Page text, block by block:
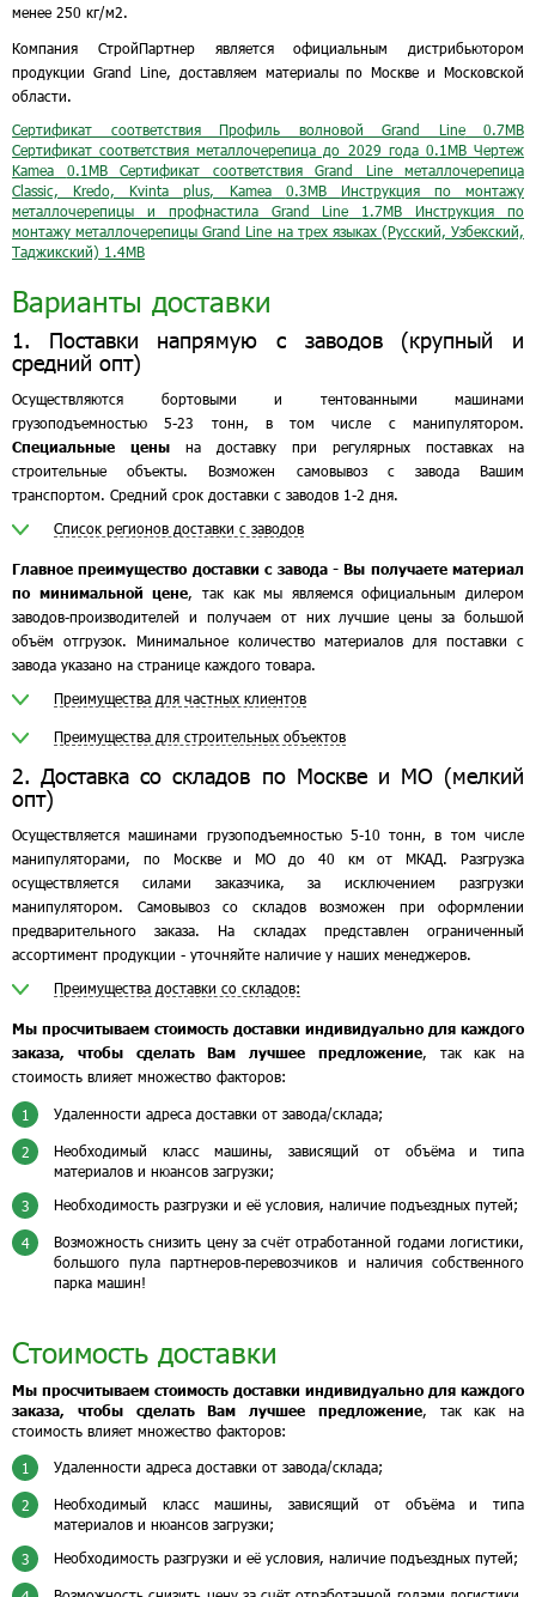
менее 250 кг/м2.
Компания СтройПартнер является официальным дистрибьютором
продукции Grand Line, доставляем материалы по Москве и Московской
области.
Сертификат соответствия Профиль волновой Grand Line
0.7MB
Сертификат соответствия металлочерепица до 2029 года 0.1MBЧертеж
Kamea
0.1MB Сертификат соответствия Grand Line металлочерепица
Classic, Kredo, Kvinta plus, Kamea
0.3MB Инструкция по монтажу
металлочерепицы и профнастила Grand Line
1.7MBИнструкция по
монтажу металлочерепицы Grand Line на трех языках (Русский, Узбекский,
Таджикский) 1.4MB
Варианты доставки
1. Поставки напрямую с заводов (крупный и
средний опт)
Осуществляются бортовыми и тентованными машинами
грузоподъемностью 5-23 тонн, в том числе с манипулятором.
Специальные цены на доставку при регулярных поставках на
строительные объекты. Возможен самовывоз с завода Вашим
транспортом. Средний срок доставки с заводов 1-2 дня.
Список регионов доставки с заводов
Главное преимущество доставки с завода - Вы получаете материал
по минимальной цене, так как мы являемся официальным дилером
заводов-производителей и получаем от них лучшие цены за большой
объём отгрузок. Минимальное количество материалов для поставки с
завода указано на странице каждого товара.
Преимущества для частных клиентов
Преимущества для строительных объектов
2. Доставка со складов по Москве и МО (мелкий
опт)
Осуществляется машинами грузоподъемностью 5-10 тонн, в том числе
манипуляторами, по Москве и МО до 40 км от МКАД. Разгрузка
осуществляется силами заказчика, за исключением разгрузки
манипулятором. Самовывоз со складов возможен при оформлении
предварительного заказа. На складах представлен ограниченный
ассортимент продукции - уточняйте наличие у наших менеджеров.
Преимущества доставки со складов:
Мы просчитываем стоимость доставки индивидуально для каждого
заказа, чтобы сделать Вам лучшее предложение, так как на
стоимость влияет множество факторов:
1 Удаленности адреса доставки от завода/склада;
2
Необходимый класс машины, зависящий от объёма и типа
материалов и нюансов загрузки;
3 Необходимость разгрузки и её условия, наличие подъездных путей;
4
Возможность снизить цену за счёт отработанной годами логистики,
большого пула партнеров-перевозчиков и наличия собственного
парка машин!
Стоимость доставки
Мы просчитываем стоимость доставки индивидуально для каждого
заказа, чтобы сделать Вам лучшее предложение, так как на
стоимость влияет множество факторов:
1 Удаленности адреса доставки от завода/склада;
2
Необходимый класс машины, зависящий от объёма и типа
материалов и нюансов загрузки;
3 Необходимость разгрузки и её условия, наличие подъездных путей;